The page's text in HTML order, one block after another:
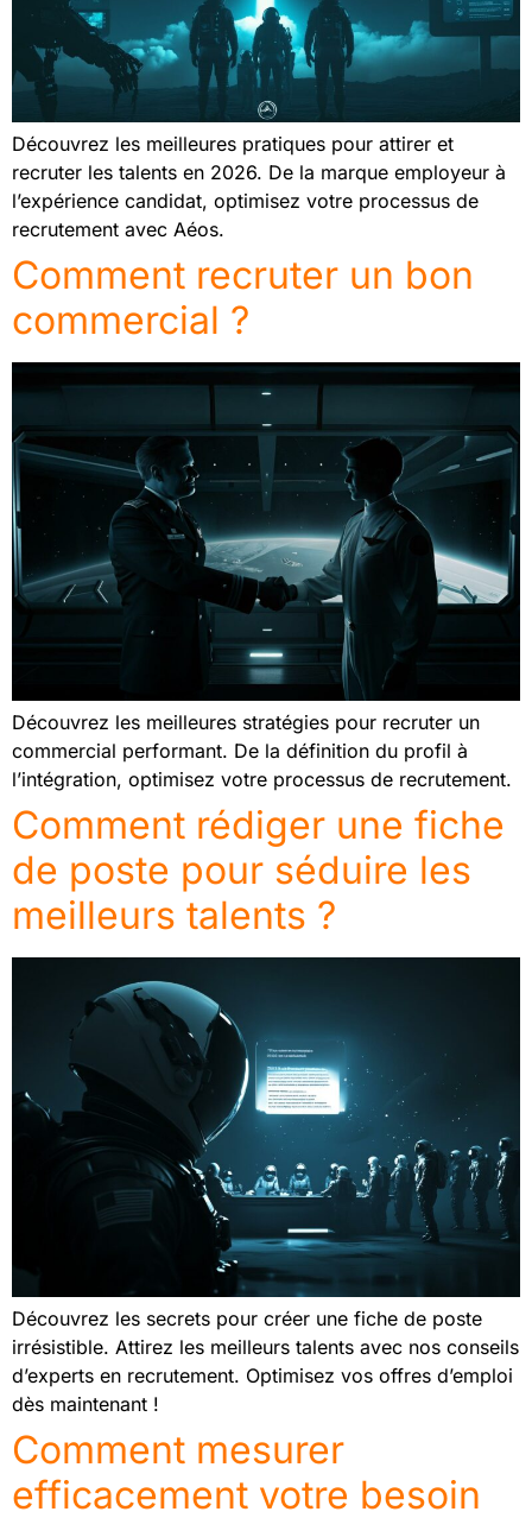
Découvrez les meilleures pratiques pour attirer et
recruter les talents en 2026. De la marque employeur à
l’expérience candidat, optimisez votre processus de
recrutement avec Aéos.
Comment recruter un bon
commercial ?
Découvrez les meilleures stratégies pour recruter un
commercial performant. De la définition du profil à
l’intégration, optimisez votre processus de recrutement.
Comment rédiger une fiche
de poste pour séduire les
meilleurs talents ?
Découvrez les secrets pour créer une fiche de poste
irrésistible. Attirez les meilleurs talents avec nos conseils
d’experts en recrutement. Optimisez vos offres d’emploi
dès maintenant !
Comment mesurer
efficacement votre besoin